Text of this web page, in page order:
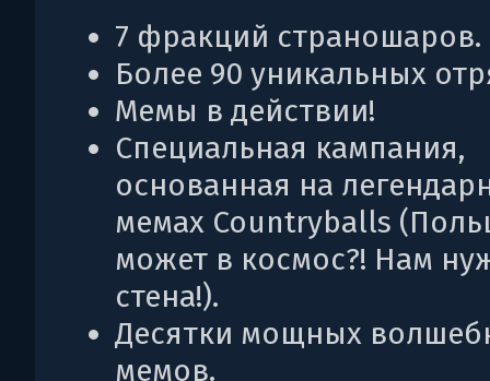
7 фракций страношаров.
Более 90 уникальных
Мемы в действии!
Специальная кампания,
основанная на
мемах Countryballs
может в космос?! Нам
стена!).
Десятки мощных
мемов.